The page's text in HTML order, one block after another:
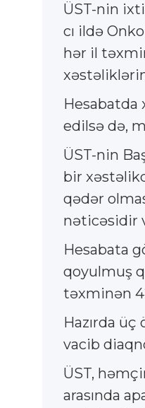
ÜST-nin
cı ildə
hər il
Hesabatda
edilsə də,
ÜST-nin
bir
qədər
nəticəsidir
Hesabata
qoyulmuş
təxminən
Hazırda
vacib
ÜST,
arasında